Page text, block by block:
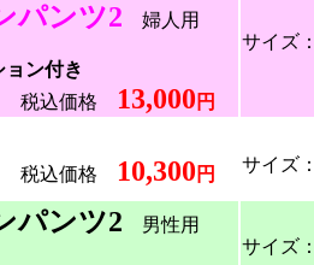
パンツ2 婦人用
ン付き
税込価格
13,000 円
サイズ
税込価格
10,300 円 サイズ
パンツ2 男性用
サイズ